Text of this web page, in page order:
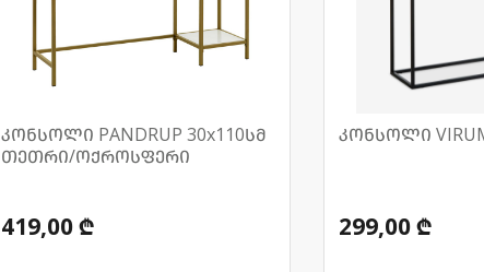
კონსოლი PANDRUP 30x110სმ
თეთრი/ოქროსფერი
419,00 ₾
კონსოლი
299,00 ₾